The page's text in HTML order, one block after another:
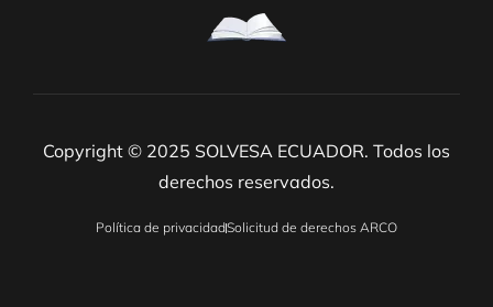
Copyright © 2025 SOLVESA ECUADOR. Todos los
derechos reservados.
Política de privacidadSolicitud de derechos ARCO